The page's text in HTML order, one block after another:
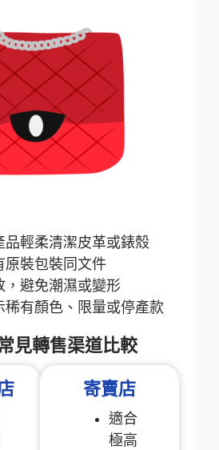
品輕柔清潔皮革或錶殼
原裝包裝同文件
，避免潮濕或變形
稀有顏色、限量或停產款
見轉售渠道比較
寄賣店
適合
極高